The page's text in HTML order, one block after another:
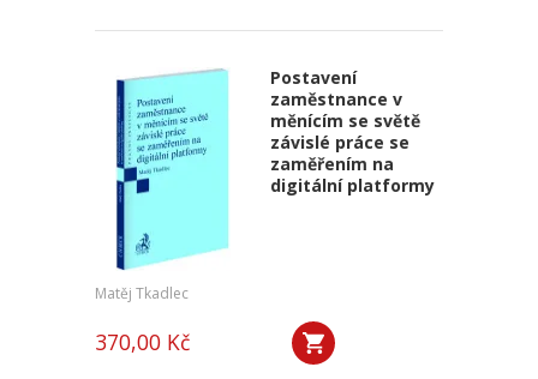
Postavení
zaměstnance v
měnícím se světě
závislé práce se
zaměřením na
digitální platformy
Matěj Tkadlec
370,00 Kč